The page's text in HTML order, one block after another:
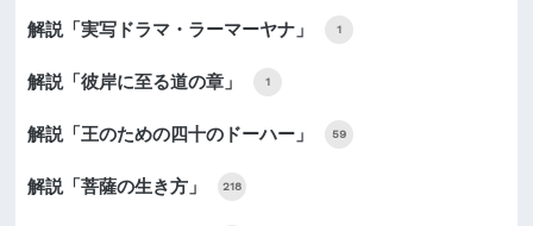
解説「実写ドラマ・ラーマーヤナ」 1
解説「彼岸に至る道の章」 1
解説「王のための四十のドーハー」 59
解説「菩薩の生き方」 218